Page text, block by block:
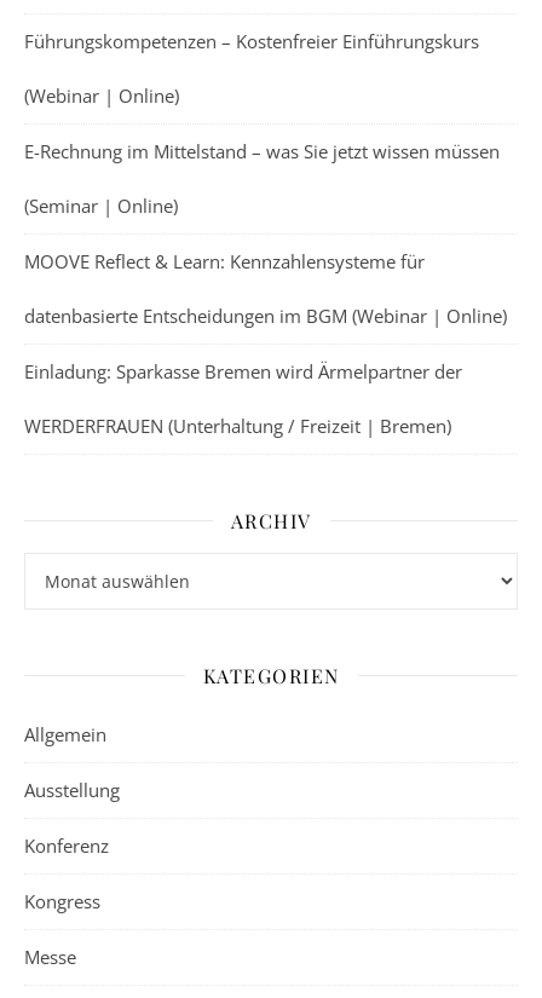
Führungskompetenzen – Kostenfreier Einführungskurs
(Webinar | Online)
E-Rechnung im Mittelstand – was Sie jetzt wissen müssen
(Seminar | Online)
MOOVE Reflect & Learn: Kennzahlensysteme für
datenbasierte Entscheidungen im BGM (Webinar | Online)
Einladung: Sparkasse Bremen wird Ärmelpartner der
WERDERFRAUEN (Unterhaltung / Freizeit | Bremen)
ARCHIV
KATEGORIEN
Allgemein
Ausstellung
Konferenz
Kongress
Messe